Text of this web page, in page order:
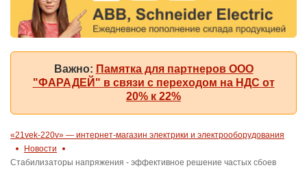
Важно: Памятка для партнеров ООО
"ФАРАДЕЙ" в связи с переходом на НДС от
20% к 22%
«21vek-220v» — интернет-магазин электрики и электрооборудования
Новости
Стабилизаторы напряжения - эффективное решение частых сбоев